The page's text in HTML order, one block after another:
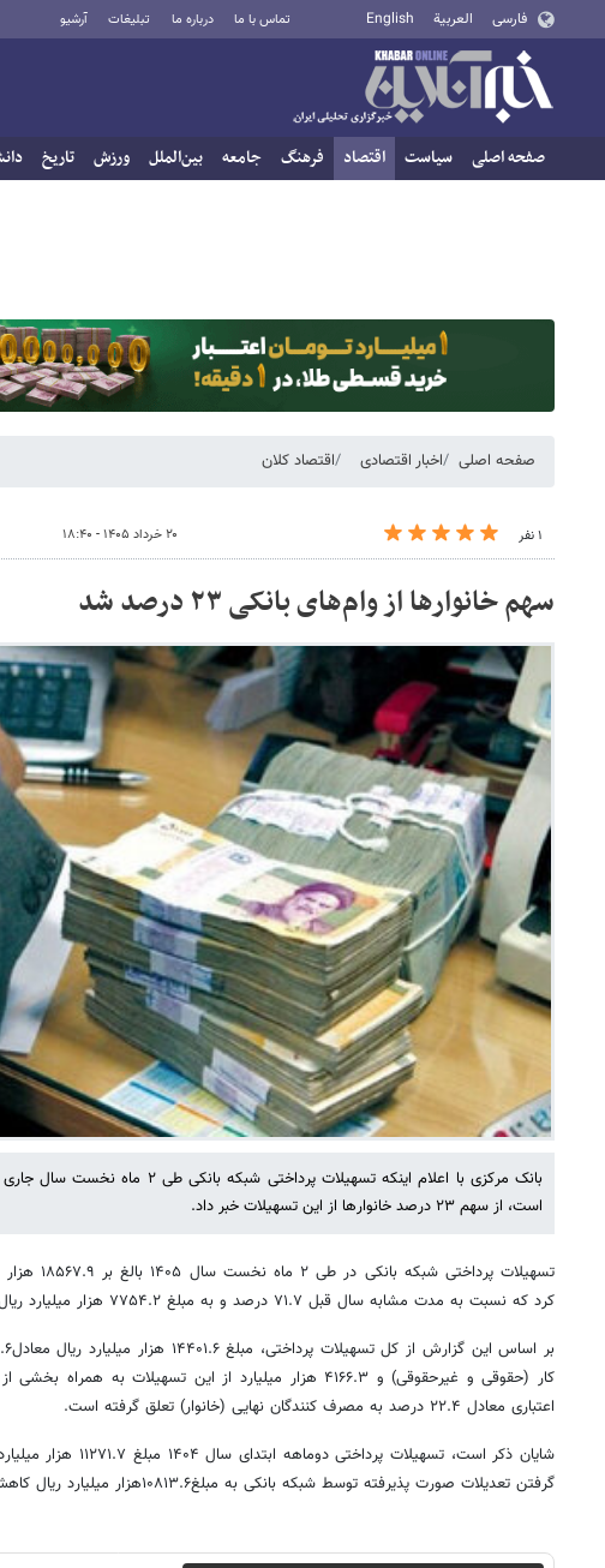
فارسی العربية English تماس با ما درباره ما تبلیغات آرشیو
صفحه اصلی سیاست اقتصاد فرهنگ جامعه بین‌الملل ورزش تاریخ
صفحه اصلی اخبار اقتصادی اقتصاد کلان
۱ نفر ۲۰ خرداد ۱۴۰۵ - ۱۸:۴۰
سهم خانوارها از وام‌های بانکی ۲۳ درصد شد
است، از سهم ۲۳ درصد خانوارها از این تسهیلات خبر داد.
تسهیلات
کرد که نسبت به مدت مشابه سال قبل ۷۱.۷ درصد و به مبلغ ۷۷۵۴.۲ هزار میلیارد ریال افزایش داشته است.
کار (حقوقی و غیرحقوقی) و ۴۱۶۶.۳ هزار میلیارد از این تسهیلات
اعتباری معادل ۲۲.۴ درصد به مصرف کنندگان نهایی (خانوار) تعلق گرفته است.
شایان ذکر است، تسهیلات
گرفتن تعدیلات صورت پذیرفته توسط شبکه بانکی به مبلغ۱۰۸۱۳.۶هزار میلیارد ریال کاهش یافته است.